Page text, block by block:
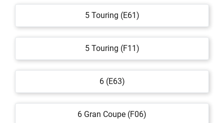
5 Touring (E61)
5 Touring (F11)
6 (E63)
6 Gran Coupe (F06)